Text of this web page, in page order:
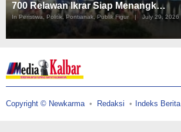
700 Relawan Ikrar Siap Menangk…
In Peristiwa, Politik, Pontianak, Publik Figur July 29, 2026
Copyright © Newkarma Redaksi Indeks Berita